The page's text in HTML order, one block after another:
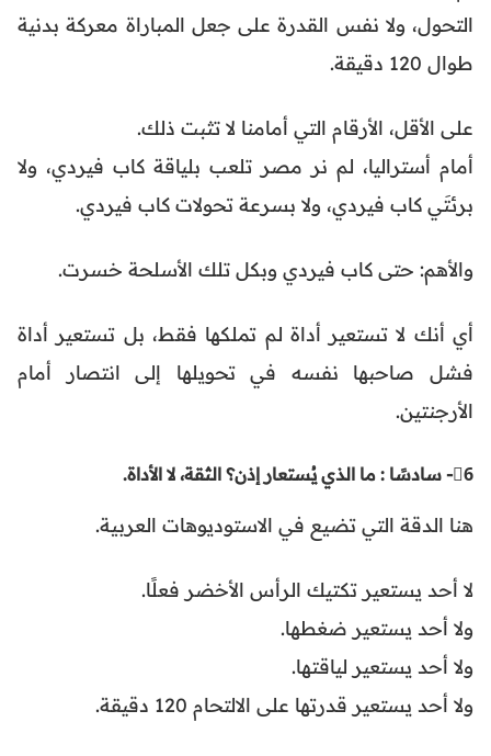
التحول، ولا نفس القدرة على جعل المباراة معركة بدنية
طوال 120 دقيقة.
على الأقل، الأرقام التي أمامنا لا تثبت ذلك.
أمام أستراليا، لم نر مصر تلعب بلياقة كاب فيردي، ولا
برئتَي كاب فيردي، ولا بسرعة تحولات كاب فيردي.
والأهم: حتى كاب فيردي وبكل تلك الأسلحة خسرت.
أي أنك لا تستعير أداة لم تملكها فقط، بل تستعير أداة
فشل صاحبها نفسه في تحويلها إلى انتصار أمام
الأرجنتين.
6⃣- سادسًا : ما الذي يُستعار إذن؟ الثقة، لا الأداة.
هنا الدقة التي تضيع في الاستوديوهات العربية.
لا أحد يستعير تكتيك الرأس الأخضر فعلًا.
ولا أحد يستعير ضغطها.
ولا أحد يستعير لياقتها.
ولا أحد يستعير قدرتها على الالتحام 120 دقيقة.